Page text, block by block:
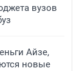
вузов
Айзе,
новые